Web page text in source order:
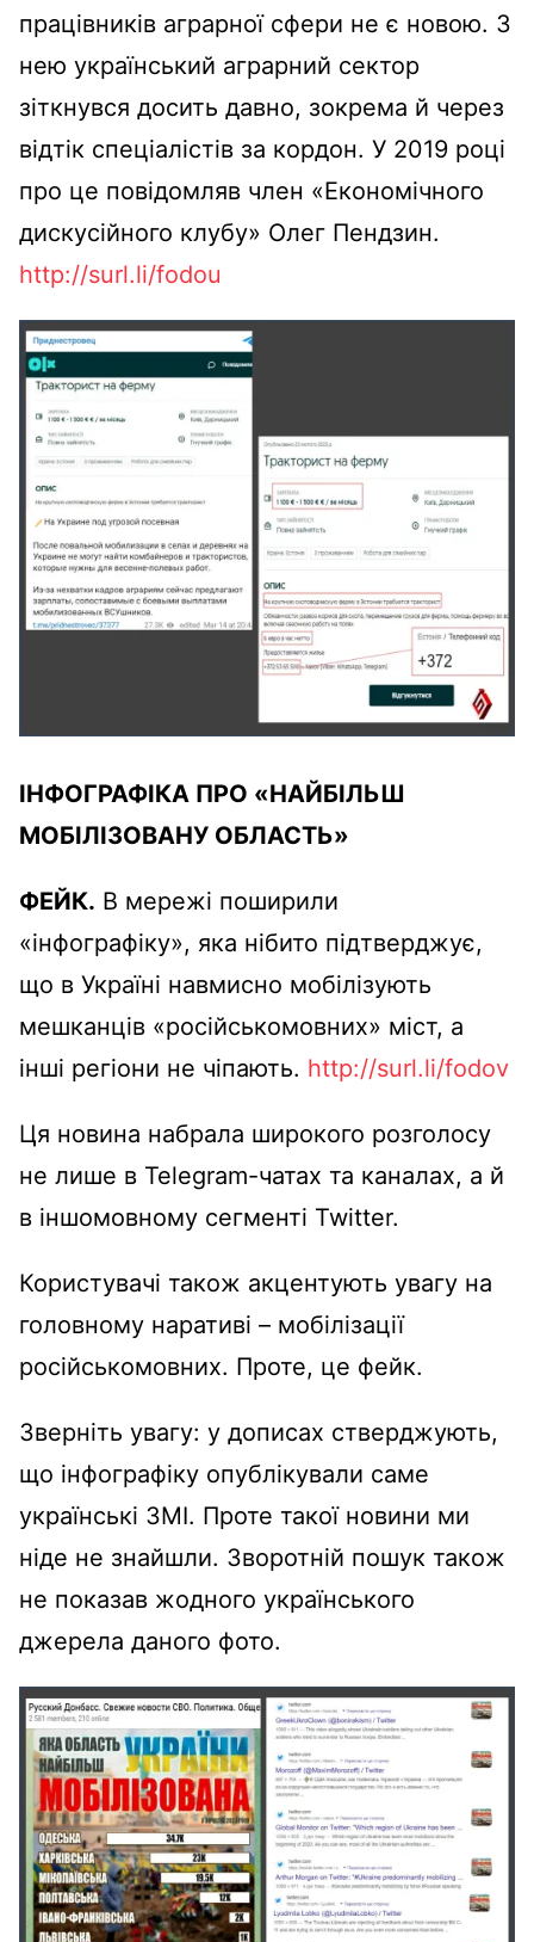
працівників аграрної сфери не є новою. З
нею український аграрний сектор
зіткнувся досить давно, зокрема й через
відтік спеціалістів за кордон. У 2019 році
про це повідомляв член «Економічного
дискусійного клубу» Олег Пендзин.
http://surl.li/fodou
ІНФОГРАФІКА ПРО «НАЙБІЛЬШ
МОБІЛІЗОВАНУ ОБЛАСТЬ»
ФЕЙК. В мережі поширили
«інфографіку», яка нібито підтверджує,
що в Україні навмисно мобілізують
мешканців «російськомовних» міст, а
інші регіони не чіпають. http://surl.li/fodov
Ця новина набрала широкого розголосу
не лише в Telegram-чатах та каналах, а й
в іншомовному сегменті Twitter.
Користувачі також акцентують увагу на
головному наративі – мобілізації
російськомовних. Проте, це фейк.
Зверніть увагу: у дописах стверджують,
що інфографіку опублікували саме
українські ЗМІ. Проте такої новини ми
ніде не знайшли. Зворотній пошук також
не показав жодного українського
джерела даного фото.